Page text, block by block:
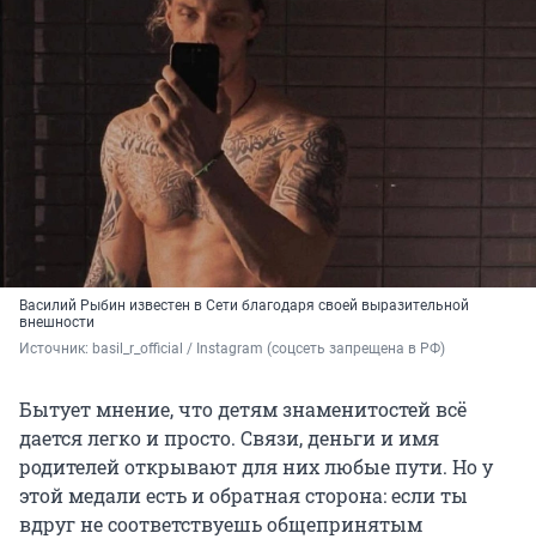
Василий Рыбин известен в Сети благодаря своей выразительной
внешности
Источник: basil_r_official / Instagram (соцсеть запрещена в РФ)
Бытует мнение, что детям знаменитостей всё
дается легко и просто. Связи, деньги и имя
родителей открывают для них любые пути. Но у
этой медали есть и обратная сторона: если ты
вдруг не соответствуешь общепринятым